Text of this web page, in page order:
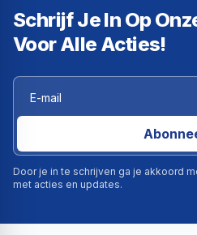
Schrijf Je In Op
Voor Alle Acties!
Door je in te schrijven ga je akkoord
met acties en updates.